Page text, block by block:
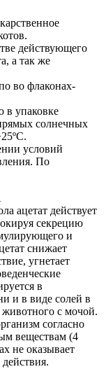
действующего
а так же
во флаконах-
в упаковке
солнечных
условий
По
ацетат действует
секрецию
и
снижает
угнетает
в
и в виде солей в
животного с мочой.
согласно
веществам (4
не оказывает